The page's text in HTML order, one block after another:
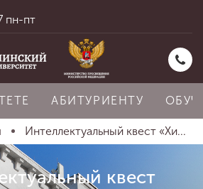
пн-пт
АБИТУРИЕНТУ
Интеллектуальный квест «Хи...
квест